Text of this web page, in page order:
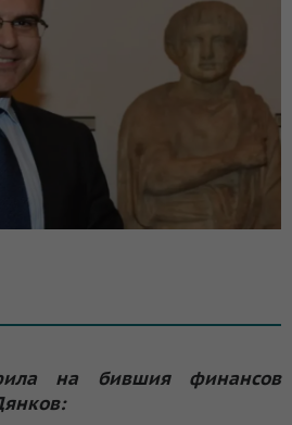
на бившия финансов